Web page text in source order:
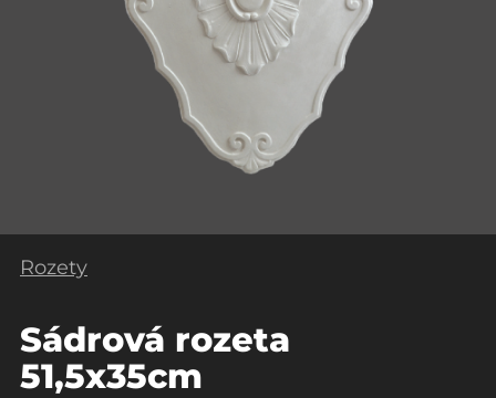
Rozety
Sádrová rozeta
51,5x35cm